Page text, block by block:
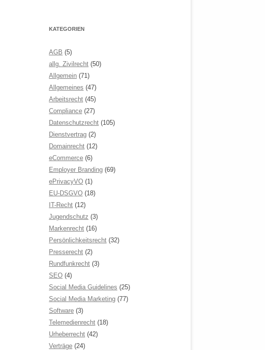
KATEGORIEN
AGB (5)
allg. Zivilrecht (50)
Allgemein (71)
Allgemeines (47)
Arbeitsrecht (45)
Compliance (27)
Datenschutzrecht (105)
Dienstvertrag (2)
Domainrecht (12)
eCommerce (6)
Employer Branding (69)
ePrivacyVO (1)
EU-DSGVO (18)
IT-Recht (12)
Jugendschutz (3)
Markenrecht (16)
Persönlichkeitsrecht (32)
Presserecht (2)
Rundfunkrecht (3)
SEO (4)
Social Media Guidelines (25)
Social Media Marketing (77)
Software (3)
Telemedienrecht (18)
Urheberrecht (42)
Verträge (24)